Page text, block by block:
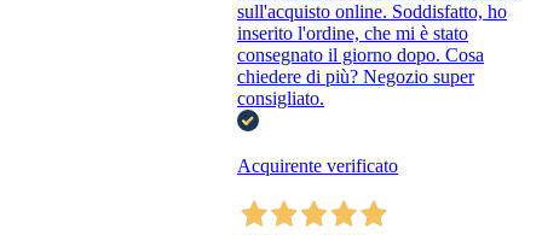
sull'acquisto online. Soddisfatto, ho
inserito l'ordine, che mi è stato
consegnato il giorno dopo. Cosa
chiedere di più? Negozio super
consigliato.
Acquirente verificato